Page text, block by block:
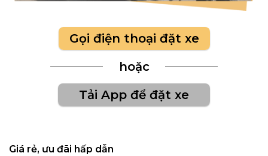
Gọi điện thoại đặt xe
hoặc
Tải App để đặt xe
Giá rẻ, ưu đãi hấp dẫn